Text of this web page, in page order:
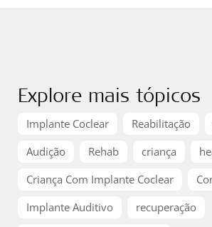
Explore mais tópicos
Implante Coclear Reabilitação
Audição
Rehab criança
Criança Com Implante Coclear
Implante Auditivo
recuperação